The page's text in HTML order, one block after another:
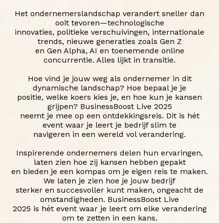
Het ondernemerslandschap verandert sneller dan
ooit tevoren—technologische
innovaties, politieke verschuivingen, internationale
trends, nieuwe generaties zoals Gen Z
en Gen Alpha, AI en toenemende online
concurrentie. Alles lijkt in transitie.
Hoe vind je jouw weg als ondernemer in dit
dynamische landschap? Hoe bepaal je je
positie, welke koers kies je, en hoe kun je kansen
grijpen? BusinessBoost Live 2025
neemt je mee op een ontdekkingsreis. Dit is hét
event waar je leert je bedrijf slim te
navigeren in een wereld vol verandering.
Inspirerende ondernemers delen hun ervaringen,
laten zien hoe zij kansen hebben gepakt
en bieden je een kompas om je eigen reis te maken.
We laten je zien hoe je jouw bedrijf
sterker en succesvoller kunt maken, ongeacht de
omstandigheden. BusinessBoost Live
2025 is hét event waar je leert om elke verandering
om te zetten in een kans.